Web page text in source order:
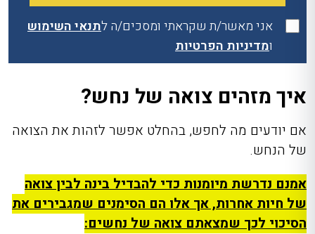
אני מאשר/ת שקראתי ומסכים/ה לתנאי השימוש
ומדיניות הפרטיות
איך מזהים צואה של נחש?
אם יודעים מה לחפש, בהחלט אפשר לזהות את הצואה
של הנחש.
אמנם נדרשת מיומנות כדי להבדיל בינה לבין צואה
של חיות אחרות, אך אלו הם הסימנים שמגבירים את
הסיכוי לכך שמצאתם צואה של נחשים: